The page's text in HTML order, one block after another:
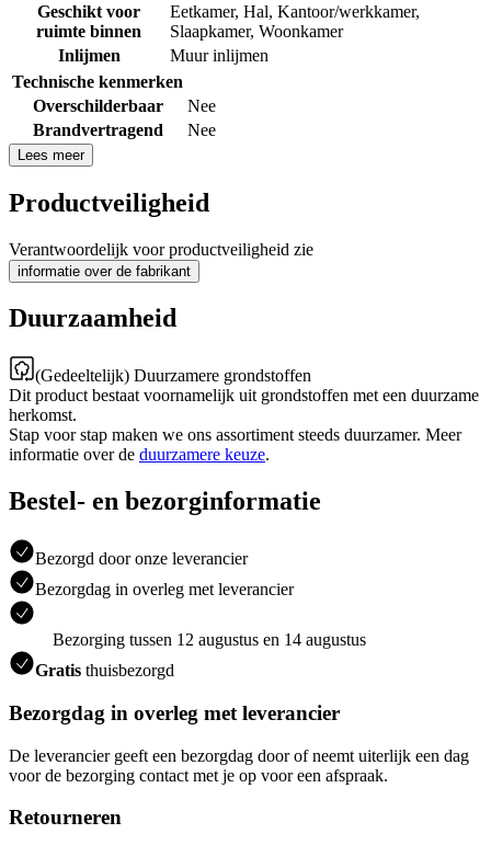
Geschikt voor
ruimte binnen
Eetkamer, Hal, Kantoor/werkkamer,
Slaapkamer, Woonkamer
Inlijmen
Muur inlijmen
Technische kenmerken
Overschilderbaar
Nee
Brandvertragend
Nee
Lees meer
Productveiligheid
Verantwoordelijk voor productveiligheid zie
informatie over de fabrikant
Duurzaamheid
(Gedeeltelijk) Duurzamere grondstoffen
Dit product bestaat voornamelijk uit grondstoffen met een duurzame
herkomst.
Stap voor stap maken we ons assortiment steeds duurzamer. Meer
informatie over de duurzamere keuze.
Bestel- en bezorginformatie
Bezorgd door onze leverancier
Bezorgdag in overleg met leverancier
Bezorging tussen 12 augustus en 14 augustus
Gratis thuisbezorgd
Bezorgdag in overleg met leverancier
De leverancier geeft een bezorgdag door of neemt uiterlijk een dag
voor de bezorging contact met je op voor een afspraak.
Retourneren